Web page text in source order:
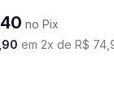
40 no Pix
90 em 2x de R$ 74,